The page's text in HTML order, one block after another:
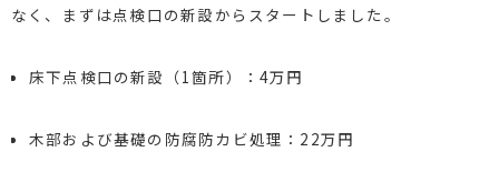
なく、まずは点検口の新設からスタートしました。
床下点検口の新設（1箇所）：4万円
木部および基礎の防腐防カビ処理：22万円